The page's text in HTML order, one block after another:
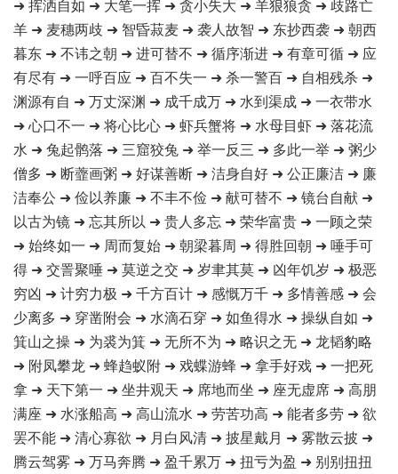
➜ 挥洒自如 ➜ 大笔一挥 ➜ 贪小失大 ➜ 羊狠狼贪 ➜ 歧路亡
羊 ➜ 麦穗两歧 ➜ 智昏菽麦 ➜ 袭人故智 ➜ 东抄西袭 ➜ 朝西
暮东 ➜ 不讳之朝 ➜ 进可替不 ➜ 循序渐进 ➜ 有章可循 ➜ 应
有尽有 ➜ 一呼百应 ➜ 百不失一 ➜ 杀一警百 ➜ 自相残杀 ➜
渊源有自 ➜ 万丈深渊 ➜ 成千成万 ➜ 水到渠成 ➜ 一衣带水
➜ 心口不一 ➜ 将心比心 ➜ 虾兵蟹将 ➜ 水母目虾 ➜ 落花流
水 ➜ 兔起鹘落 ➜ 三窟狡兔 ➜ 举一反三 ➜ 多此一举 ➜ 粥少
僧多 ➜ 断虀画粥 ➜ 好谋善断 ➜ 洁身自好 ➜ 公正廉洁 ➜ 廉
洁奉公 ➜ 俭以养廉 ➜ 不丰不俭 ➜ 献可替不 ➜ 镜台自献 ➜
以古为镜 ➜ 忘其所以 ➜ 贵人多忘 ➜ 荣华富贵 ➜ 一顾之荣
➜ 始终如一 ➜ 周而复始 ➜ 朝梁暮周 ➜ 得胜回朝 ➜ 唾手可
得 ➜ 交詈聚唾 ➜ 莫逆之交 ➜ 岁聿其莫 ➜ 凶年饥岁 ➜ 极恶
穷凶 ➜ 计穷力极 ➜ 千方百计 ➜ 感慨万千 ➜ 多情善感 ➜ 会
少离多 ➜ 穿凿附会 ➜ 水滴石穿 ➜ 如鱼得水 ➜ 操纵自如 ➜
箕山之操 ➜ 为裘为箕 ➜ 无所不为 ➜ 略识之无 ➜ 龙韬豹略
➜ 附凤攀龙 ➜ 蜂趋蚁附 ➜ 戏蝶游蜂 ➜ 拿手好戏 ➜ 一把死
拿 ➜ 天下第一 ➜ 坐井观天 ➜ 席地而坐 ➜ 座无虚席 ➜ 高朋
满座 ➜ 水涨船高 ➜ 高山流水 ➜ 劳苦功高 ➜ 能者多劳 ➜ 欲
罢不能 ➜ 清心寡欲 ➜ 月白风清 ➜ 披星戴月 ➜ 雾散云披 ➜
腾云驾雾 ➜ 万马奔腾 ➜ 盈千累万 ➜ 扭亏为盈 ➜ 别别扭扭